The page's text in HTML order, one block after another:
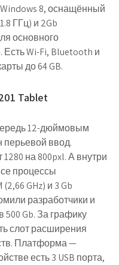
8, оснащённый
ГГц) и 2Gb
основного
Есть Wi-Fi, Bluetooth и
до 64 GB.
Tablet
12-дюймовым
перьевой ввод.
на 800pxl. А внутри
процессы
GHz) и 3 Gb
разработчики и
Gb. За графику
слот расширения
Платформа —
есть 3 USB порта,